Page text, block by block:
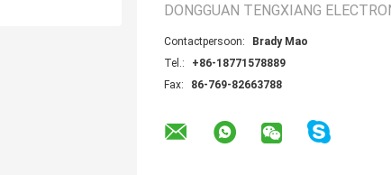
DONGGUAN TENGXIANG
Contactpersoon:
Brady Mao
Tel.:
+86-18771578889
Fax:
86-769-82663788